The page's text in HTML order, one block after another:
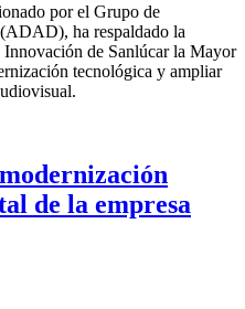
por el Grupo de
ha respaldado la
Innovación de Sanlúcar la Mayor
tecnológica y ampliar
de la empresa